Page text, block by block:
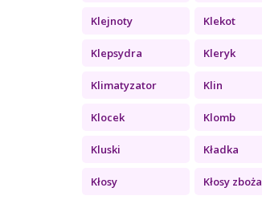
Klejnoty Klekot
Klepsydra Kleryk
Klimatyzator Klin
Klocek Klomb
Kluski Kładka
Kłosy Kłosy zboża